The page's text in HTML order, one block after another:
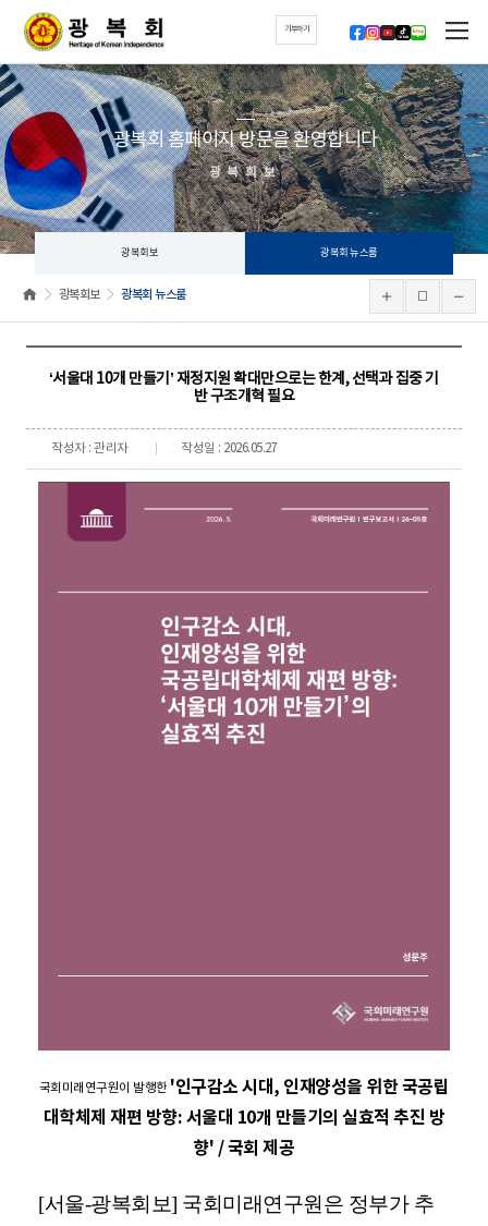
기부하기
광복회 홈페이지 방문을 환영합니다
광복회보
광복회보 광복회 뉴스룸
광복회보 광복회 뉴스룸
‘서울대 10개 만들기’ 재정지원 확대만으로는 한계, 선택과 집중 기
반 구조개혁 필요
작성자 : 관리자 작성일 : 2026.05.27
국회미래연구원이 발행한 '인구감소 시대, 인재양성을 위한 국공립
대학체제 재편 방향: 서울대 10개 만들기의 실효적 추진 방
향' / 국회 제공
[서울-광복회보] 국회미래연구원은 정부가 추